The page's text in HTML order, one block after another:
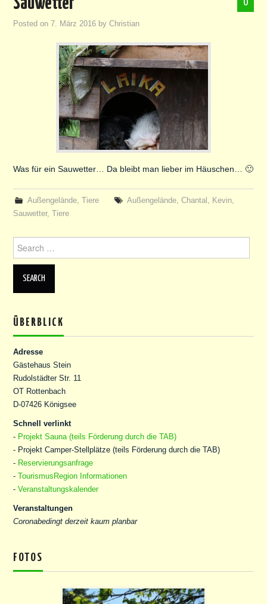
0
Posted on7. März 2016 byChristian
Was für ein Sauwetter… Da bleibt man lieber im Häuschen… 🙂
Außengelände, Tiere Außengelände, Chantal Kevin,
Sauwetter,Tiere
for:
ÜBERBLICK
Adresse
Gästehaus Stein
Rudolstädter Str. 11
OT Rottenbach
D-07426 Königsee
Schnell verlinkt
- Projekt Sauna (teils Förderung durch die TAB)
- Projekt Camper-Stellplätze (teils Förderung durch die TAB)
- Reservierungsanfrage
-TourismusRegion Informationen
-Veranstaltungskalender
Veranstaltungen
Coronabedingt derzeit kaum planbar
FOTOS